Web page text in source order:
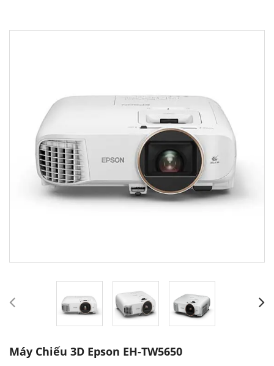
Máy Chiếu 3D Epson EH-TW5650